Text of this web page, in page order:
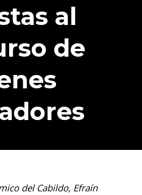
al
de
del Cabildo, Efraín